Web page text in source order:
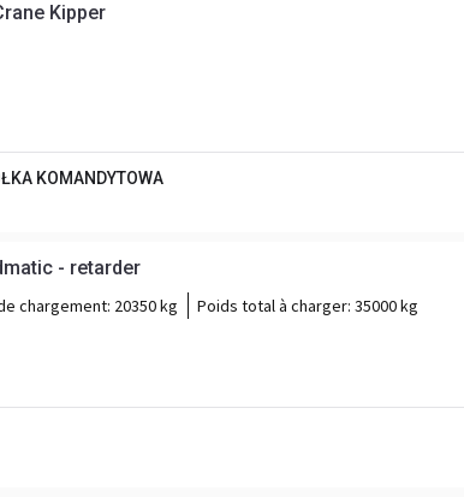
BENZ AXOR 1833 4x4 HIAB 166 Crane Kipper
KOMANDYTOWA
- retarder
chargement: 20350 kg Poids total à charger: 35000 kg